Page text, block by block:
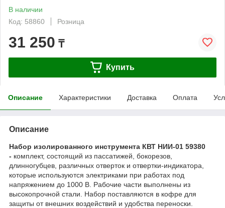
В наличии
Код: 58860
Розница
31 250 ₸
Купить
Описание Характеристики Доставка Оплата
Описание
Набор изолированного инструмента КВТ НИИ-01 59380
- комплект, состоящий из пассатижей, бокорезов,
длинногубцев, различных отверток и отвертки-индикатора,
которые используются электриками при работах под
напряжением до 1000 В. Рабочие части выполнены из
высокопрочной стали. Набор поставляются в кофре для
защиты от внешних воздействий и удобства переноски.